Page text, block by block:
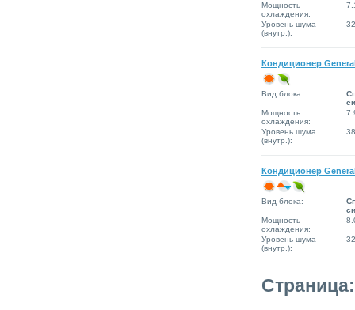
Мощность
охлаждения:
Уровень шума
(внутр.):
Кондиционер
Вид блока:
Мощность
охлаждения:
Уровень шума
(внутр.):
Кондиционер
Вид блока:
Мощность
охлаждения:
Уровень шума
(внутр.):
Страница: